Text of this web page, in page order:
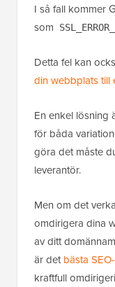
I så fall kommer
som
Detta fel kan
din webbplats till
En enkel lösning
för båda
göra det måste
leverantör.
Men om det
omdirigera dina
av ditt
är detbästa
kraftfull